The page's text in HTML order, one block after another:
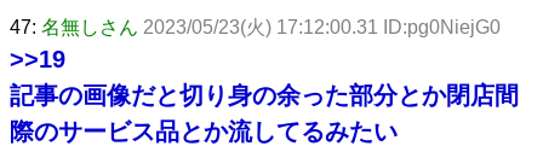
47: 名無しさん 2023/05/23(火) 17:12:00.31 ID:pg0NiejG0
>>19
記事の画像だと切り身の余った部分とか閉店間
際のサービス品とか流してるみたい